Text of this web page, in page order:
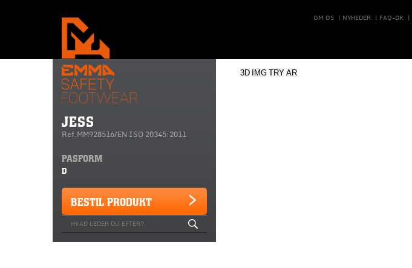
OM OS | NYHEDER | FAQ-DK |
JESS
Ref.MM928516/EN ISO 20345:2011
PASFORM
D
BESTIL PRODUKT
3D IMG TRY AR